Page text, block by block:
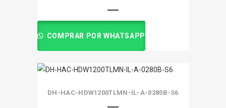
COMPRAR POR WHATSAPP
DH-HAC-HDW1200TLMN-IL-A-0280B-S6